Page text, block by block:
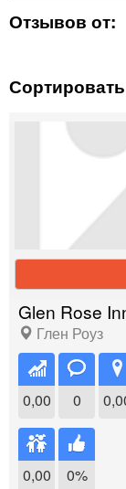
Отзывов от:
Glen Rose
Глен Роуз
0,00 0
0,00 0%